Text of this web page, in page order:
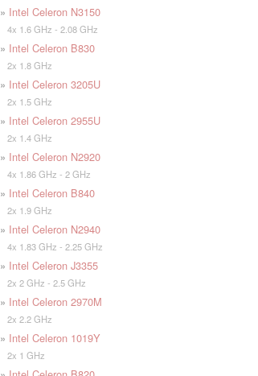
» Intel Celeron N3150
4x 1.6 GHz - 2.08 GHz
» Intel Celeron B830
2x 1.8 GHz
» Intel Celeron 3205U
2x 1.5 GHz
» Intel Celeron 2955U
2x 1.4 GHz
» Intel Celeron N2920
4x 1.86 GHz - 2 GHz
» Intel Celeron B840
2x 1.9 GHz
» Intel Celeron N2940
4x 1.83 GHz - 2.25 GHz
» Intel Celeron J3355
2x 2 GHz - 2.5 GHz
» Intel Celeron 2970M
2x 2.2 GHz
» Intel Celeron 1019Y
2x 1 GHz